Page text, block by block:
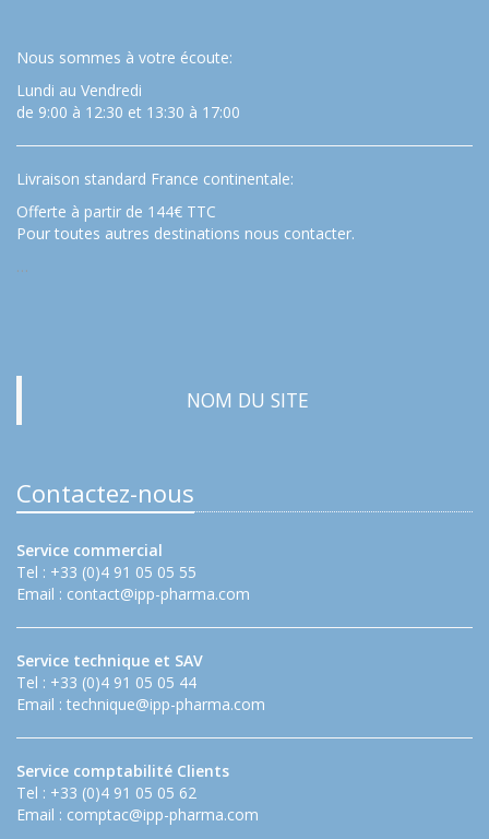
Nous sommes à votre écoute:
Lundi au Vendredi
de 9:00 à 12:30 et 13:30 à 17:00
Livraison standard France continentale:
Offerte à partir de 144€ TTC
Pour toutes autres destinations nous contacter.
…
NOM DU SITE
Contactez-nous
Service commercial
Tel : +33 (0)4 91 05 05 55
Email : contact@ipp-pharma.com
Service technique et SAV
Tel : +33 (0)4 91 05 05 44
Email : technique@ipp-pharma.com
Service comptabilité Clients
Tel : +33 (0)4 91 05 05 62
Email : comptac@ipp-pharma.com